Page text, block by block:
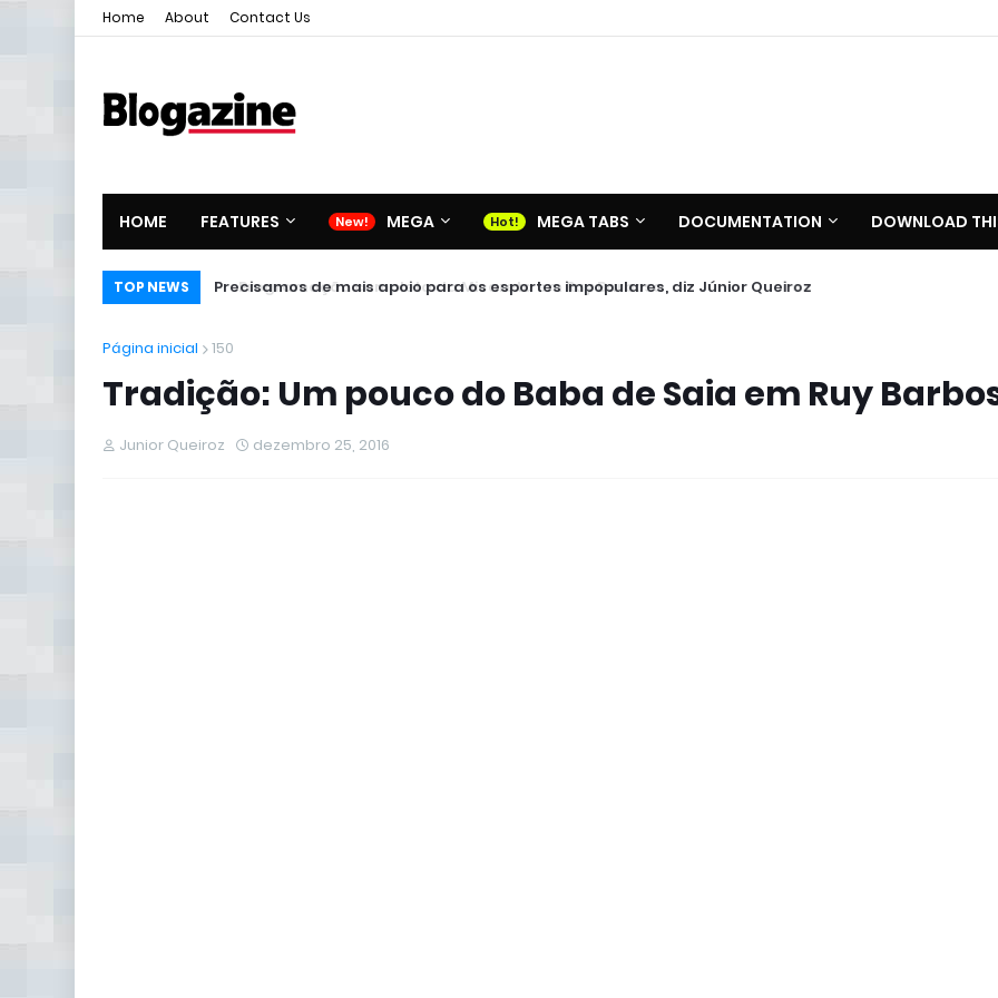
Home About Contact Us
HOME FEATURES MEGA MEGA TABS DOCUMENTATION DOWNLOAD
TOP NEWS Precisamos de mais apoio para os esportes impopulares, diz Júnior Queiroz
Página inicial 150
Tradição: Um pouco do Baba de Saia em Ruy
Junior Queiroz dezembro 25, 2016